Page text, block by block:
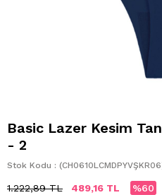
Basic Lazer Kesim
- 2
Stok Kodu
1.222,89 TL 489,16 TL 60